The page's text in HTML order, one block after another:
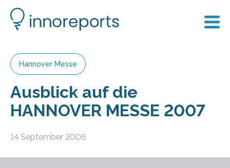
Hannover Messe
Ausblick auf die
HANNOVER MESSE 2007
14 September 2006